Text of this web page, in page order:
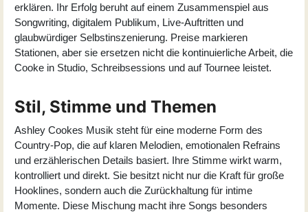
erklären. Ihr Erfolg beruht auf einem Zusammenspiel aus
Songwriting, digitalem Publikum, Live-Auftritten und
glaubwürdiger Selbstinszenierung. Preise markieren
Stationen, aber sie ersetzen nicht die kontinuierliche Arbeit, die
Cooke in Studio, Schreibsessions und auf Tournee leistet.
Stil, Stimme und Themen
Ashley Cookes Musik steht für eine moderne Form des
Country-Pop, die auf klaren Melodien, emotionalen Refrains
und erzählerischen Details basiert. Ihre Stimme wirkt warm,
kontrolliert und direkt. Sie besitzt nicht nur die Kraft für große
Hooklines, sondern auch die Zurückhaltung für intime
Momente. Diese Mischung macht ihre Songs besonders